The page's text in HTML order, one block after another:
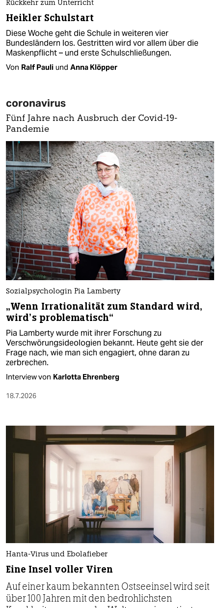
Rückkehr zum Unterricht
Heikler Schulstart
Diese Woche geht die Schule in weiteren vier
Bundesländern los. Gestritten wird vor allem über die
Maskenpflicht – und erste Schulschließungen.
Von Ralf Pauli und Anna Klöpper
coronavirus
Fünf Jahre nach Ausbruch der Covid-19-
Pandemie
Sozialpsychologin Pia Lamberty
„Wenn Irrationalität zum Standard wird,
wird’s problematisch“
Pia Lamberty wurde mit ihrer Forschung zu
Verschwörungsideologien bekannt. Heute geht sie der
Frage nach, wie man sich engagiert, ohne daran zu
zerbrechen.
Interview von Karlotta Ehrenberg
18.7.2026
Hanta-Virus und Ebolafieber
Eine Insel voller Viren
Auf einer kaum bekannten Ostseeinsel wird seit
über 100 Jahren mit den bedrohlichsten